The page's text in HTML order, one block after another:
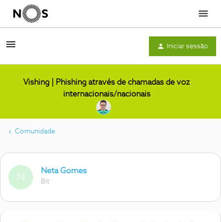
Menu
Iniciar sessão
Vishing | Phishing através de chamadas de voz
internacionais/nacionais
Comunidade
N
Neta Gomes
Bit